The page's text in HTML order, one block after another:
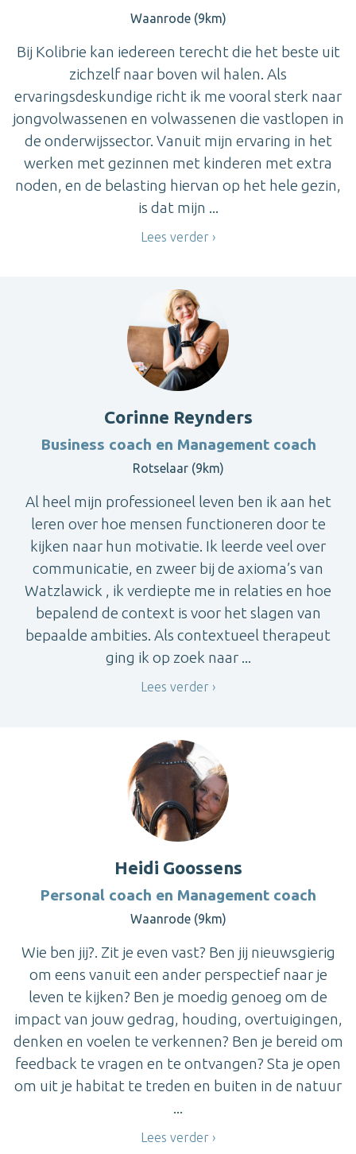
Waanrode (9km)
Bij Kolibrie kan iedereen terecht die het beste uit
zichzelf naar boven wil halen. Als
ervaringsdeskundige richt ik me vooral sterk naar
jongvolwassenen en volwassenen die vastlopen in
de onderwijssector. Vanuit mijn ervaring in het
werken met gezinnen met kinderen met extra
noden, en de belasting hiervan op het hele gezin,
is dat mijn ...
Lees verder
Corinne Reynders
Business coach en Management coach
Rotselaar (9km)
Al heel mijn professioneel leven ben ik aan het
leren over hoe mensen functioneren door te
kijken naar hun motivatie. Ik leerde veel over
communicatie, en zweer bij de axioma’s van
Watzlawick , ik verdiepte me in relaties en hoe
bepalend de context is voor het slagen van
bepaalde ambities. Als contextueel therapeut
ging ik op zoek naar ...
Lees verder
Heidi Goossens
Personal coach en Management coach
Waanrode (9km)
Wie ben jij?. Zit je even vast? Ben jij nieuwsgierig
om eens vanuit een ander perspectief naar je
leven te kijken? Ben je moedig genoeg om de
impact van jouw gedrag, houding, overtuigingen,
denken en voelen te verkennen? Ben je bereid om
feedback te vragen en te ontvangen? Sta je open
om uit je habitat te treden en buiten in de natuur
...
Lees verder